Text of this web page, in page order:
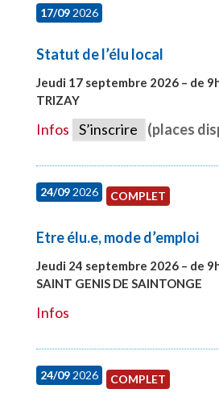
17/092026
Statut de l’élu local
Jeudi 17 septembre 2026 – de
TRIZAY
Infos S’inscrire (places
24/092026 COMPLET
Etre élu.e, mode d’emploi
Jeudi 24 septembre 2026 – de
SAINT GENIS DE SAINTONGE
Infos
24/092026 COMPLET